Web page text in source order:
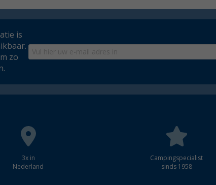
is
zo
3x in
Nederland
Campingspecialist
sinds 1958